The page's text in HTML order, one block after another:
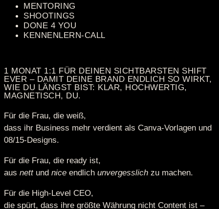
MENTORING
SHOOTINGS
DONE 4 YOU
KENNENLERN-CALL
1 MONAT 1:1 FÜR DEINEN SICHTBARSTEN SHIFT
EVER – DAMIT DEINE BRAND ENDLICH SO WIRKT,
WIE DU LÄNGST BIST: KLAR, HOCHWERTIG,
MAGNETISCH, DU.
Für die Frau, die weiß,
dass ihr Business mehr verdient als Canva-Vorlagen und
08/15-Designs.
Für die Frau, die ready ist,
aus nettund nice endlich unvergesslich zu machen.
Für die High-Level CEO,
die spürt, dass ihre größte Währung nicht Content ist –